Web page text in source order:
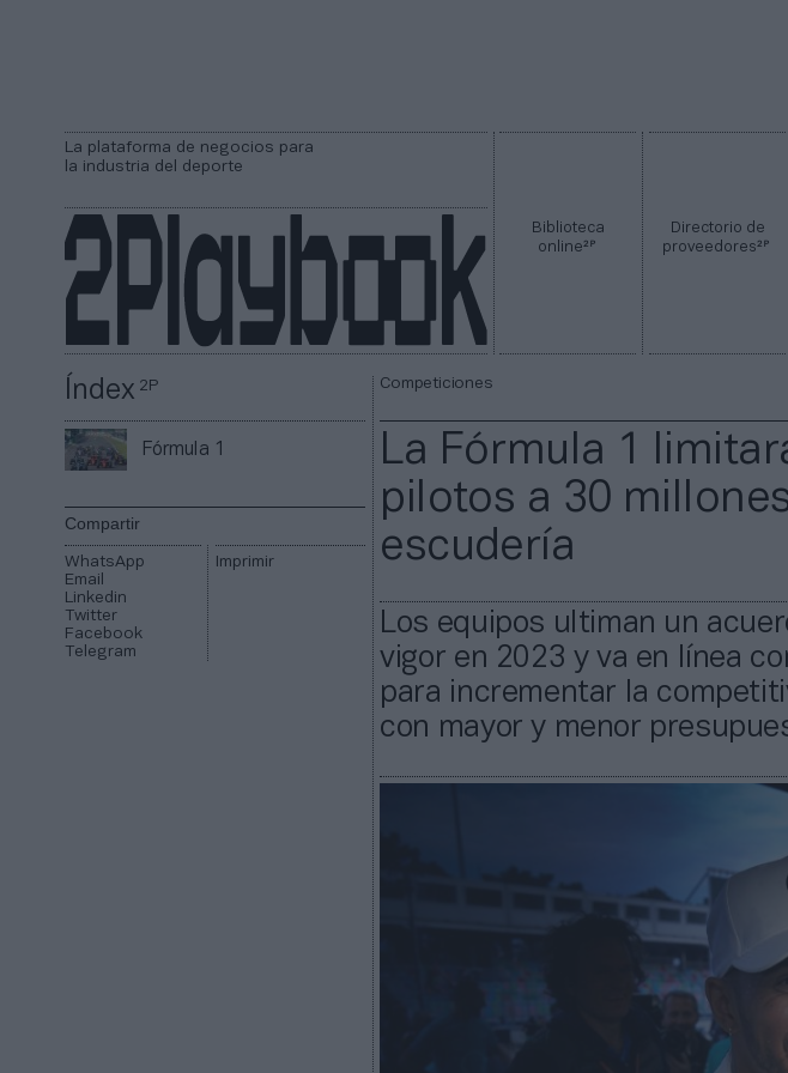
La plataforma de negocios para
la industria del deporte
Biblioteca
online2P
Directorio de
proveedores2P
Índex2P
Fórmula 1
Compartir
WhatsApp
Email
Linkedin
Twitter
Facebook
Telegram
Imprimir
Competiciones
La Fórmula 1
pilotos a 30
escudería
Los equipos ultiman un
vigor en 2023 y va en línea
para incrementar la
con mayor y menor